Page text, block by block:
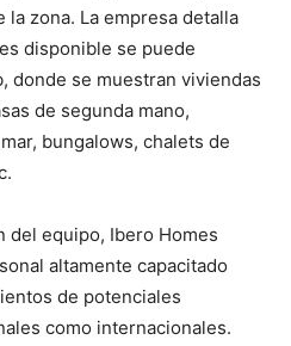
zona. La empresa detalla
disponible se puede
donde se muestran viviendas
de segunda mano,
bungalows, chalets de
del equipo, Ibero Homes
altamente capacitado
de potenciales
como internacionales.